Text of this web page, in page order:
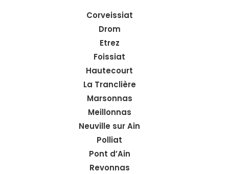
Corveissiat
Drom
Etrez
Foissiat
Hautecourt
La Tranclière
Marsonnas
Meillonnas
Neuville sur Ain
Polliat
Pont d’Ain
Revonnas